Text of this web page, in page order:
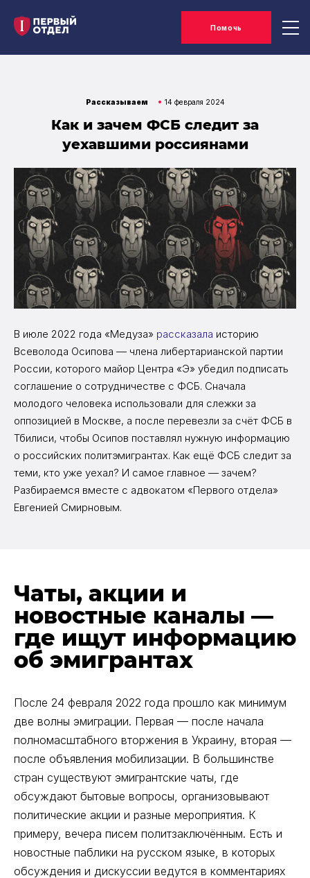
Помочь
Рассказываем 14 февраля 2024
Как и зачем ФСБ следит за
уехавшими россиянами
В июле 2022 года «Медуза» рассказала историю
Всеволода Осипова — члена либертарианской партии
России, которого майор Центра «Э» убедил подписать
соглашение о сотрудничестве с ФСБ. Сначала
молодого человека использовали для слежки за
оппозицией в Москве, а после перевезли за счёт ФСБ в
Тбилиси, чтобы Осипов поставлял нужную информацию
о российских политэмигрантах. Как ещё ФСБ следит за
теми, кто уже уехал? И самое главное — зачем?
Разбираемся вместе с адвокатом «Первого отдела»
Евгенией Смирновым.
Чаты, акции и
новостные каналы —
где ищут информацию
об эмигрантах
После 24 февраля 2022 года прошло как минимум
две волны эмиграции. Первая — после начала
полномасштабного вторжения в Украину, вторая —
после объявления мобилизации. В большинстве
стран существуют эмигрантские чаты, где
обсуждают бытовые вопросы, организовывают
политические акции и разные мероприятия. К
примеру, вечера писем политзаключённым. Есть и
новостные паблики на русском языке, в которых
обсуждения и дискуссии ведутся в комментариях